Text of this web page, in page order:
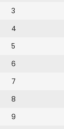
3
4
5
6
7
8
9